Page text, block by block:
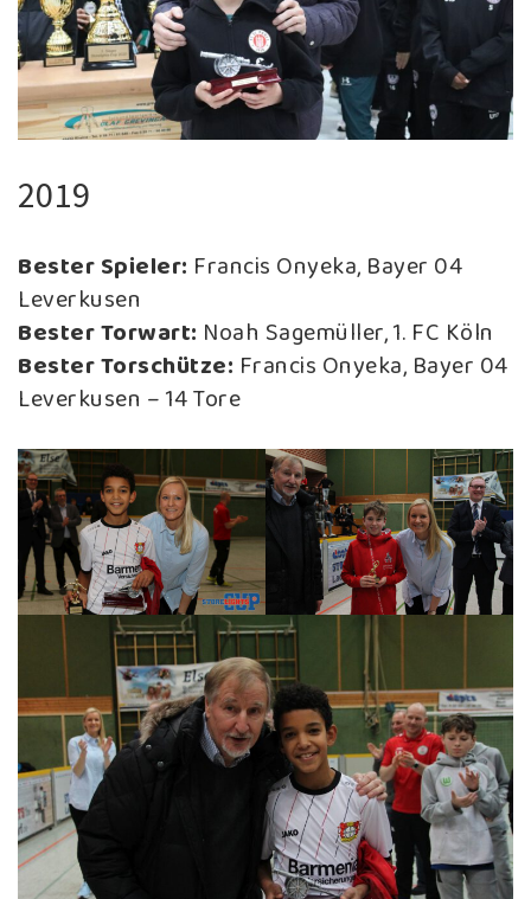
2019
Bester Spieler: Francis Onyeka, Bayer 04
Leverkusen
Bester Torwart: Noah Sagemüller, 1. FC Köln
Bester Torschütze: Francis Onyeka, Bayer 04
Leverkusen – 14 Tore